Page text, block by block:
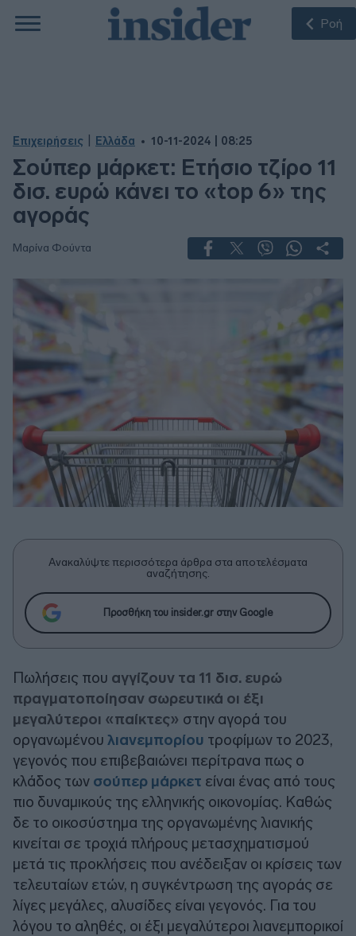
Ροή
Επιχειρήσεις Ελλάδα 10-11-2024 | 08:25
Σούπερ μάρκετ: Ετήσιο τζίρο 11
δισ. ευρώ κάνει το «top 6» της
αγοράς
Μαρίνα Φούντα
Ανακαλύψτε περισσότερα άρθρα στα αποτελέσματα
αναζήτησης.
Προσθήκη του insider.gr στην Google
Πωλήσεις που αγγίζουν τα 11 δισ. ευρώ
πραγματοποίησαν σωρευτικά οι έξι
μεγαλύτεροι «παίκτες» στην αγορά του
οργανωμένου λιανεμπορίου τροφίμων το 2023,
γεγονός που επιβεβαιώνει περίτρανα πως ο
κλάδος των σούπερ μάρκετ είναι ένας από τους
πιο δυναμικούς της ελληνικής οικονομίας. Καθώς
δε το οικοσύστημα της οργανωμένης λιανικής
κινείται σε τροχιά πλήρους μετασχηματισμού
μετά τις προκλήσεις που ανέδειξαν οι κρίσεις των
τελευταίων ετών, η συγκέντρωση της αγοράς σε
λίγες μεγάλες, αλυσίδες είναι γεγονός. Για του
λόγου το αληθές, οι έξι μεγαλύτεροι λιανεμπορικοί